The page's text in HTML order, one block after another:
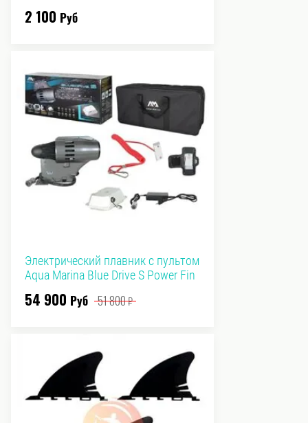
2 100 Руб
Электрический плавник с пультом
Aqua Marina Blue Drive S Power Fin
54 900 Руб 51 800₽